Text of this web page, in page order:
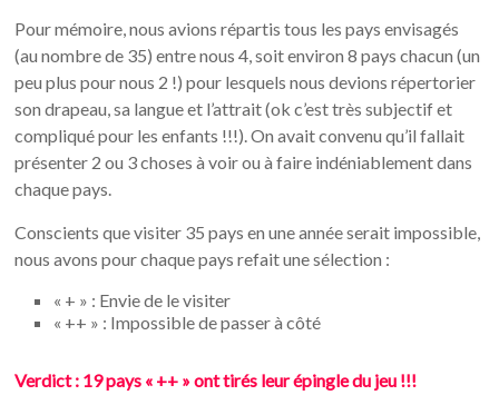
Pour mémoire, nous avions répartis tous les pays envisagés
(au nombre de 35) entre nous 4, soit environ 8 pays chacun (un
peu plus pour nous 2 !) pour lesquels nous devions répertorier
son drapeau, sa langue et l’attrait (ok c’est très subjectif et
compliqué pour les enfants !!!). On avait convenu qu’il fallait
présenter 2 ou 3 choses à voir ou à faire indéniablement dans
chaque pays.
Conscients que visiter 35 pays en une année serait impossible,
nous avons pour chaque pays refait une sélection :
« + » : Envie de le visiter
« ++ » : Impossible de passer à côté
Verdict : 19 pays « ++ » ont tirés leur épingle du jeu !!!